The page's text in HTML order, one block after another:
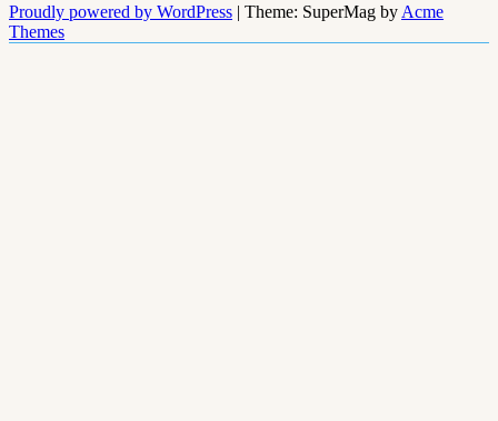
Proudly powered by WordPress | Theme: SuperMag by Acme
Themes